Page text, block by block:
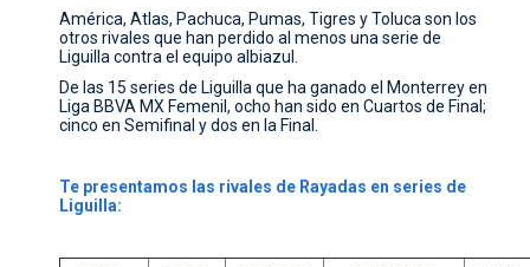
América, Atlas, Pachuca, Pumas, Tigres y Toluca son los
otros rivales que han perdido al menos una serie de
Liguilla contra el equipo albiazul.
De las 15 series de Liguilla que ha ganado el Monterrey en
Liga BBVA MX Femenil, ocho han sido en Cuartos de Final;
cinco en Semifinal y dos en la Final.
Te presentamos las rivales de Rayadas en series de
Liguilla: